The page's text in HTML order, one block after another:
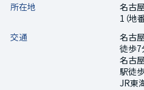
所在地
名古
1（地番
交通
名古
徒歩7
名古
駅徒
JR東